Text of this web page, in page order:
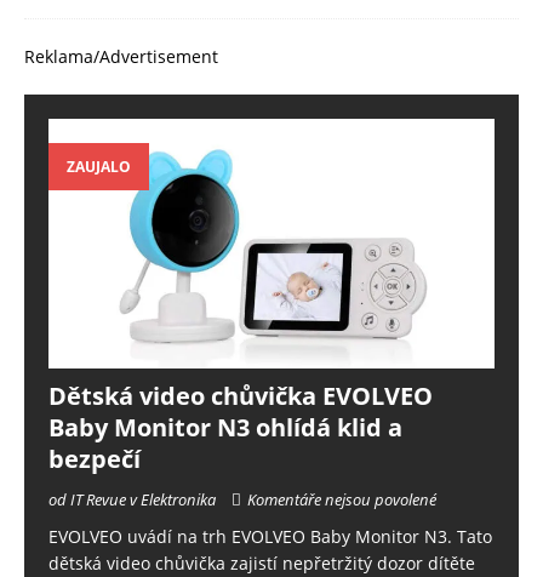
Reklama/Advertisement
ZAUJALO
Dětská video chůvička EVOLVEO
Baby Monitor N3 ohlídá klid a
bezpečí
od IT Revue v Elektronika Komentáře nejsou povolené
EVOLVEO uvádí na trh EVOLVEO Baby Monitor N3. Tato
dětská video chůvička zajistí nepřetržitý dozor dítěte